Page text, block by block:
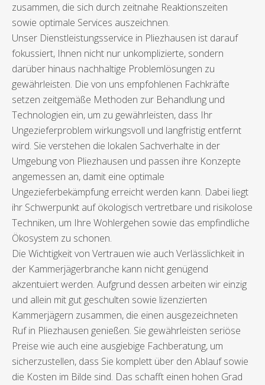
zusammen, die sich durch zeitnahe Reaktionszeiten
sowie optimale Services auszeichnen.
Unser Dienstleistungsservice in Pliezhausen ist darauf
fokussiert, Ihnen nicht nur unkomplizierte, sondern
darüber hinaus nachhaltige Problemlösungen zu
gewährleisten. Die von uns empfohlenen Fachkräfte
setzen zeitgemäße Methoden zur Behandlung und
Technologien ein, um zu gewährleisten, dass Ihr
Ungezieferproblem wirkungsvoll und langfristig entfernt
wird. Sie verstehen die lokalen Sachverhalte in der
Umgebung von Pliezhausen und passen ihre Konzepte
angemessen an, damit eine optimale
Ungezieferbekämpfung erreicht werden kann. Dabei liegt
ihr Schwerpunkt auf ökologisch vertretbare und risikolose
Techniken, um Ihre Wohlergehen sowie das empfindliche
Ökosystem zu schonen.
Die Wichtigkeit von Vertrauen wie auch Verlässlichkeit in
der Kammerjägerbranche kann nicht genügend
akzentuiert werden. Aufgrund dessen arbeiten wir einzig
und allein mit gut geschulten sowie lizenzierten
Kammerjägern zusammen, die einen ausgezeichneten
Ruf in Pliezhausen genießen. Sie gewährleisten seriöse
Preise wie auch eine ausgiebige Fachberatung, um
sicherzustellen, dass Sie komplett über den Ablauf sowie
die Kosten im Bilde sind. Das schafft einen hohen Grad